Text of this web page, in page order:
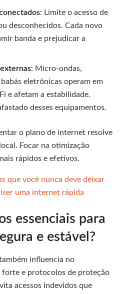
: Limite o acesso de
desconhecidos. Cada novo
banda e prejudicar a
: Micro-ondas,
eletrônicas operam em
e afetam a estabilidade.
desses equipamentos.
o plano de internet resolve
Focar na otimização
rápidos e efetivos.
que você nunca deve deixar
uma internet rápida
essenciais para
e estável?
influencia no
forte e protocolos de proteção
acessos indevidos que